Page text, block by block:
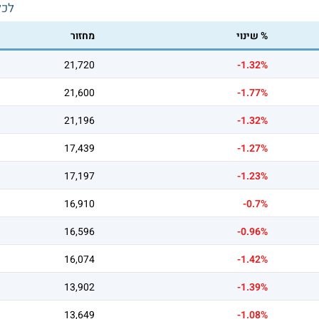
% שינוי
מחזור
-1.32%
21,720
-1.77%
21,600
-1.32%
21,196
-1.27%
17,439
-1.23%
17,197
-0.7%
16,910
-0.96%
16,596
-1.42%
16,074
-1.39%
13,902
-1.08%
13,649